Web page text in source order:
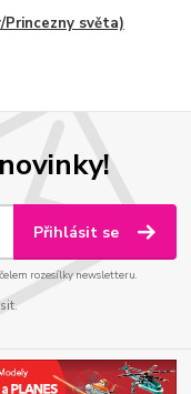
světa)
Přihlásit se
rozesílky newsletteru.